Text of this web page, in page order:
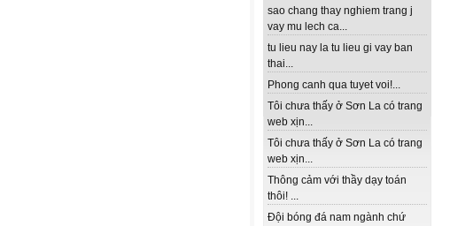
sao chang thay nghiem trang j
vay mu lech ca...
tu lieu nay la tu lieu gi vay ban
thai...
Phong canh qua tuyet voi!...
Tôi chưa thấy ở Sơn La có trang
web xịn...
Tôi chưa thấy ở Sơn La có trang
web xịn...
Thông cảm với thầy dạy toán
thôi! ...
Đội bóng đá nam ngành chứ